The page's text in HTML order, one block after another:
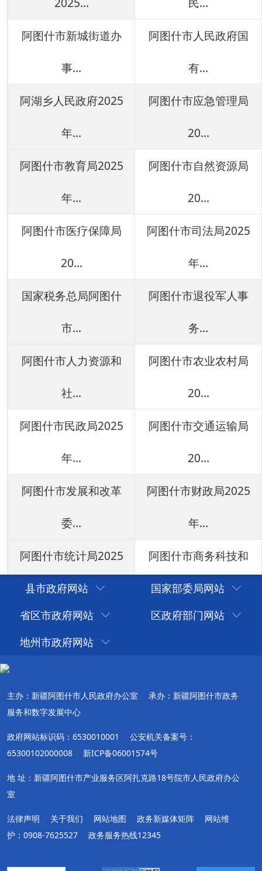
阿图什市教育局2025 阿图什市自然资源局
阿图什市医疗保障局
20...
阿图什市司法局2025
年...
国家税务总局阿图什 阿图什市退役军人事
阿图什市民政局2025
年...
阿图什市交通运输局
阿图什市发展和改革 阿图什市财政局2025
阿图什市商务科技和
阿图什市信访局2025
年...
阿图什市吐古买提乡
人...
阿图什市格达良乡人 阿图什市文化体育广
阿图什市住房和城乡
建...
阿图什市市场监督管
理...
首页 上一页
尾页
共有 34 条
共 2 页
县市政府网站
国家部委局网站
省区市政府网站
区政府部门网站
地州市政府网站
主办：新疆阿图什市人民政府办公室
承办：新疆阿图什市政务
服务和数字发展中心
政府网站标识码：6530010001
公安机关备案号：
65300102000008
新ICP备06001574号
地 址：新疆阿图什市产业服务区阿扎克路18号院市人民政府办公
室
法律声明 关于我们 网站地图 政务新媒体矩阵
网站维
护：0908-7625527
政务服务热线12345